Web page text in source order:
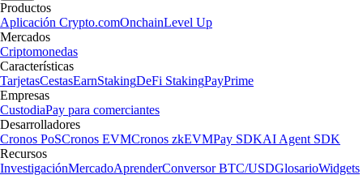
Productos
Aplicación Crypto.comOnchainLevel Up
Mercados
Criptomonedas
Características
TarjetasCestasEarnStakingDeFi StakingPayPrime
Empresas
CustodiaPay para comerciantes
Desarrolladores
Cronos PoSCronos EVMCronos zkEVMPay SDKAI Agent SDK
Recursos
InvestigaciónMercadoAprenderConversor BTC/USDGlosarioWidgets